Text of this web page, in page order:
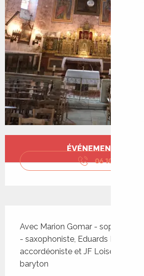
Ouverture etÉVÉNEMENT
06 10 99 21
Avec Marion Gomar - soprano,
- saxophoniste, Eduards
accordéoniste et JF Loiseleur
baryton